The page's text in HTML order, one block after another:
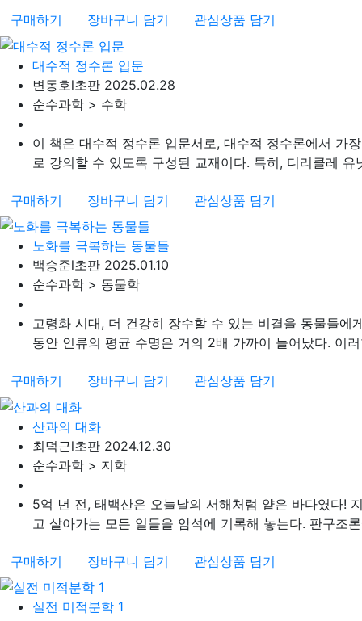
구매하기 장바구니 담기 관심상품 담기
대수적 정수론 입문
변동호l초판 2025.02.28
순수과학 > 수학
이 책은 대수적 정수론 입문서로, 대수적 정수론에서 가
로 강의할 수 있도록 구성된 교재이다. 특히, 디리클레 유
구매하기 장바구니 담기 관심상품 담기
노화를 극복하는 동물들
백승준l초판 2025.01.10
순수과학 > 동물학
고령화 시대, 더 건강히 장수할 수 있는 비결을 동물들
동안 인류의 평균 수명은 거의 2배 가까이 늘어났다. 이
구매하기 장바구니 담기 관심상품 담기
산과의 대화
최덕근l초판 2024.12.30
순수과학 > 지학
5억 년 전, 태백산은 오늘날의 서해처럼 얕은 바다였다!
고 살아가는 모든 일들을 암석에 기록해 놓는다. 판구조
구매하기 장바구니 담기 관심상품 담기
실전 미적분학 1